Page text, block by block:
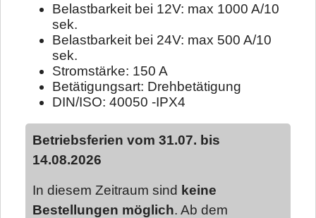
Belastbarkeit bei 12V: max 1000 A/10
sek.
Belastbarkeit bei 24V: max 500 A/10
sek.
Stromstärke: 150 A
Betätigungsart: Drehbetätigung
DIN/ISO: 40050 -IPX4
Betriebsferien vom 31.07. bis
14.08.2026
In diesem Zeitraum sind keine
Bestellungen möglich. Ab dem